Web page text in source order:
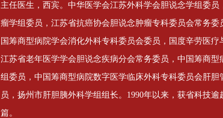
主任医生，西宾。中华医学会江苏外科学会胆说念学组委
瘤学组委员，江苏省抗癌协会胆说念肿瘤专科委员会常务
国筹商型病院学会消化外科专科委员会委员，国度辛劳医
江苏省老年医学学会胆说念疾病分会常务委员，中国筹商
组委员，中国筹商型病院数字医学临床外科专科委员会肝
员，扬州市肝胆胰外科学组组长。1990年以来，获省科技
篇。